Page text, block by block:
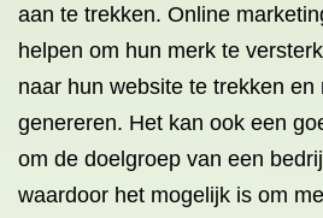
aan te trekken. Online
helpen om hun merk te
naar hun website te trekken
genereren. Het kan ook een
om de doelgroep van een
waardoor het mogelijk is om